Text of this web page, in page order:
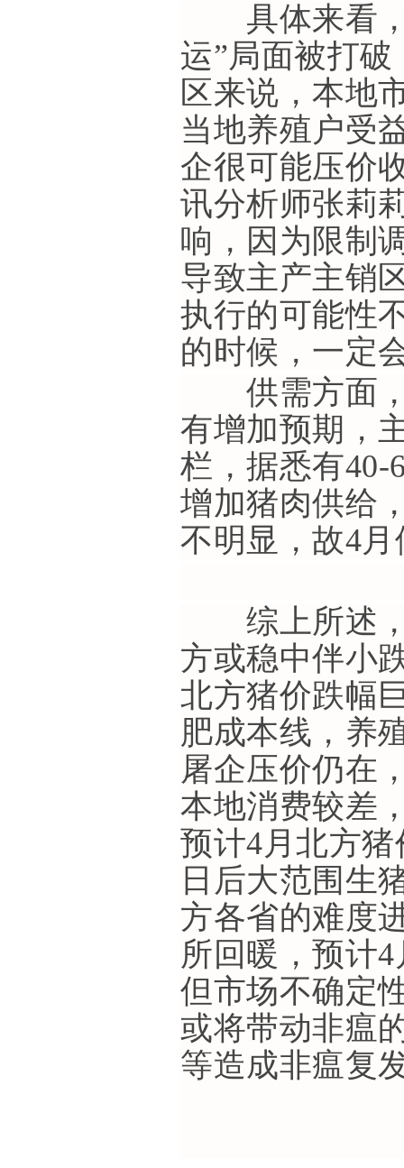
具体来看，4
运”局面被打
区来说，本地
当地养殖户受
企很可能压价
讯分析师张莉
响，因为限制
导致主产主销
执行的可能性
的时候，一定
供需方面，
有增加预期，
栏，据悉有40-
增加猪肉供给
不明显，故4
综上所述，
方或稳中伴小
北方猪价跌幅
肥成本线，养
屠企压价仍在
本地消费较差
预计4月北方
日后大范围生
方各省的难度
所回暖，预计
但市场不确定
或将带动非瘟
等造成非瘟复